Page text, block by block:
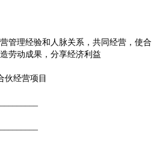
管理经验和人脉关系，共同经营，使合
劳动成果，分享经济利益
伙经营项目